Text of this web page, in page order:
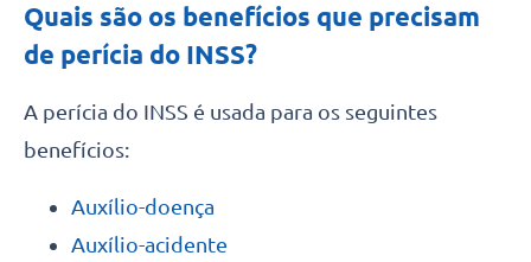
Quais são os benefícios que precisam
de perícia do INSS?
A perícia do INSS é usada para os seguintes
benefícios:
Auxílio-doença
Auxílio-acidente